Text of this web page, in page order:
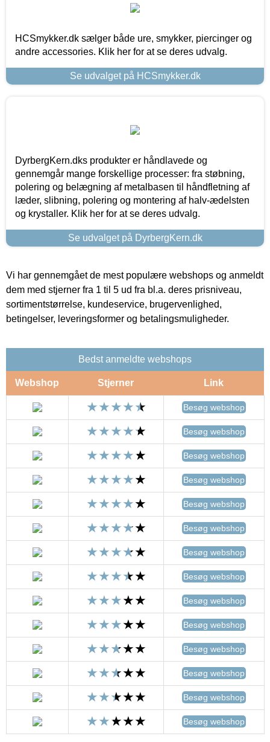
HCSmykker.dk sælger både ure, smykker, piercinger og
andre accessories. Klik her for at se deres udvalg.
Se udvalget på HCSmykker.dk
DyrbergKern.dks produkter er håndlavede og
gennemgår mange forskellige processer: fra støbning,
polering og belægning af metalbasen til håndfletning af
læder, slibning, polering og montering af halv-ædelsten
og krystaller. Klik her for at se deres udvalg.
Se udvalget på DyrbergKern.dk
Vi har gennemgået de mest populære webshops og anmeldt
dem med stjerner fra 1 til 5 ud fra bl.a. deres prisniveau,
sortimentstørrelse, kundeservice, brugervenlighed,
betingelser, leveringsformer og betalingsmuligheder.
Bedst anmeldte webshops
Webshop Stjerner Link
Besøg webshop
Besøg webshop
Besøg webshop
Besøg webshop
Besøg webshop
Besøg webshop
Besøg webshop
Besøg webshop
Besøg webshop
Besøg webshop
Besøg webshop
Besøg webshop
Besøg webshop
Besøg webshop